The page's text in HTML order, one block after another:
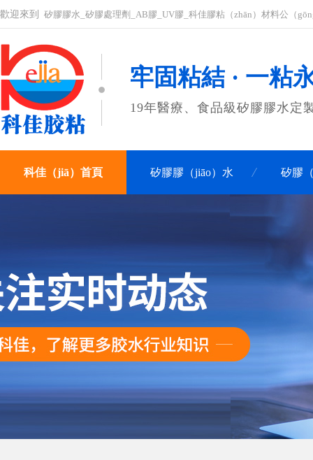
歡迎來到 矽膠膠水_矽膠處理劑_AB膠_UV膠_科佳膠粘（zhān）材料公（
牢固粘結 · 一粘
19年醫療、食品級矽膠膠水定
科佳（jiā）首頁 矽膠膠（jiāo）水 矽膠